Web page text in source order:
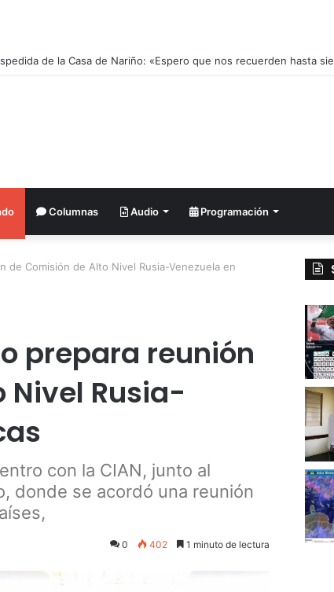
Columnas Audio Programación
de Comisión de Alto Nivel Rusia-Venezuela en
prepara reunión
Nivel Rusia-
con la CIAN, junto al
donde se acordó una reunión
0 402 1 minuto de lectura